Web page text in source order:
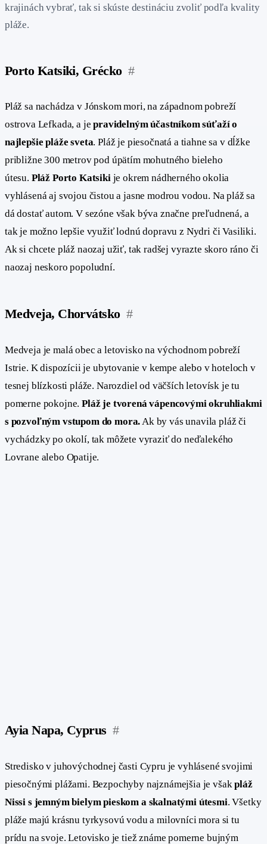
krajinách vybrať, tak si skúste destináciu zvoliť podľa kvality
pláže.
Porto Katsiki, Grécko #
Pláž sa nachádza v Jónskom mori, na západnom pobreží
ostrova Lefkada, a jepravidelným účastníkom súťaží o
najlepšie pláže sveta. Pláž je piesočnatá a tiahne sa v dĺžke
približne 300 metrov pod úpätím mohutného bieleho
útesu. Pláž Porto Katsikije okrem nádherného okolia
vyhlásená aj svojou čistou a jasne modrou vodou. Na pláž sa
dá dostať autom. V sezóne však býva značne preľudnená, a
tak je možno lepšie využiť lodnú dopravu z Nydri či Vasiliki.
Ak si chcete pláž naozaj užiť, tak radšej vyrazte skoro ráno či
naozaj neskoro popoludní.
Medveja, Chorvátsko #
Medveja je malá obec a letovisko na východnom pobreží
Istrie. K dispozícii je ubytovanie v kempe alebo v hoteloch v
tesnej blízkosti pláže. Narozdiel od väčších letovísk je tu
pomerne pokojne.Pláž je tvorená vápencovými okruhliakmi
s pozvoľným vstupom do mora. Ak by vás unavila pláž či
vychádzky po okolí, tak môžete vyraziť do neďalekého
Lovrane alebo Opatije.
Ayia Napa, Cyprus #
Stredisko v juhovýchodnej časti Cypru je vyhlásené svojimi
piesočnými plážami. Bezpochyby najznámejšia je však pláž
Nissi s jemným bielym pieskom a skalnatými útesmi. Všetky
pláže majú krásnu tyrkysovú vodu a milovníci mora si tu
prídu na svoje. Letovisko je tiež známe pomerne bujným